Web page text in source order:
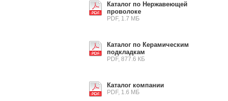
Каталог по Нержавеющей
проволоке
PDF, 1.7 МБ
Каталог по Керамическим
подкладкам
PDF, 877.6 КБ
Каталог компании
PDF, 1.6 МБ